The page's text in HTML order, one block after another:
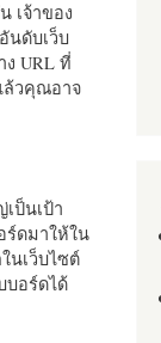
เจ้าของ
นดับเว็บ
URL ที่
ล้วคุณอาจ
ป็นเป้า
ร์ดมาให้ใน
นเว็บไซต์
บอร์ดได้